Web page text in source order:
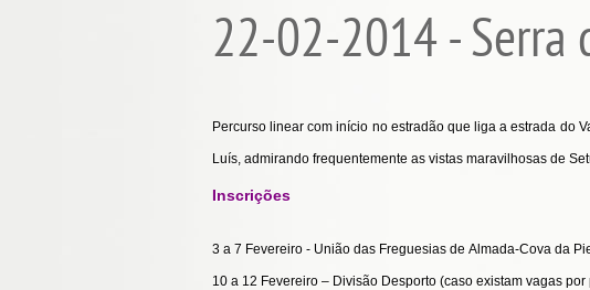
22-02-2014 - Serra
Percurso linear com início no estradão que liga a estrada do
Luís, admirando frequentemente as vistas maravilhosas de
Inscrições
3 a 7 Fevereiro - União das Freguesias de Almada-Cova da
10 a 12 Fevereiro – Divisão Desporto (caso existam vagas por